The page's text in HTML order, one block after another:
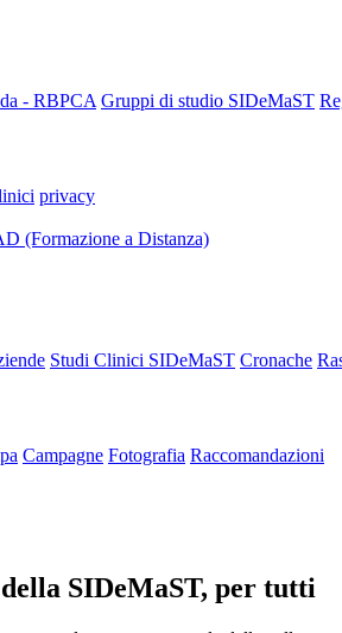
- RBPCA Gruppi di studio SIDeMaST
privacy
(Formazione a Distanza)
Studi Clinici SIDeMaST Cronache
Campagne Fotografia Raccomandazioni
SIDeMaST, per tutti